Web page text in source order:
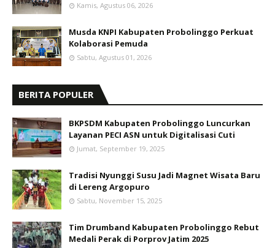
Kamis, Agustus 06, 2026
Musda KNPI Kabupaten Probolinggo Perkuat
Kolaborasi Pemuda
Sabtu, Agustus 01, 2026
BERITA POPULER
BKPSDM Kabupaten Probolinggo Luncurkan
Layanan PECI ASN untuk Digitalisasi Cuti
Jumat, September 19, 2025
Tradisi Nyunggi Susu Jadi Magnet Wisata Baru
di Lereng Argopuro
Sabtu, November 15, 2025
Tim Drumband Kabupaten Probolinggo Rebut
Medali Perak di Porprov Jatim 2025